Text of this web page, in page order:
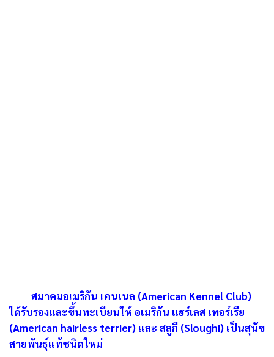
สมาคมอเมริกัน เคนเนล (American Kennel Club)
ได้รับรองและขึ้นทะเบียนให้ อเมริกัน แฮร์เลส เทอร์เรีย
(American hairless terrier) และ สลูกี (Sloughi) เป็นสุนัข
สายพันธุ์แท้ชนิดใหม่